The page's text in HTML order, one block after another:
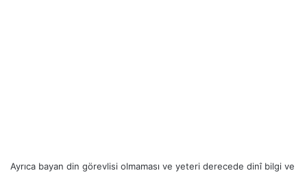
Ayrıca bayan din görevlisi olmaması ve yeteri derecede dinî bilgi ve